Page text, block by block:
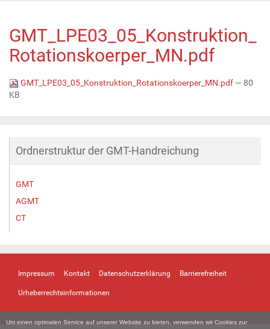
Um einen optimalen Service auf unserer Website zu bieten, verwenden wir Cookies zur
GMT_LPE03_05_Konstruktion_
Rotationskoerper_MN.pdf
GMT_LPE03_05_Konstruktion_Rotationskoerper_MN.pdf— 80
KB
Ordnerstruktur der GMT-Handreichung
GMT
AGMT
CT
Impressum Kontakt Datenschutzerklärung Barrierefreiheit
Urheberrechtsinformationen